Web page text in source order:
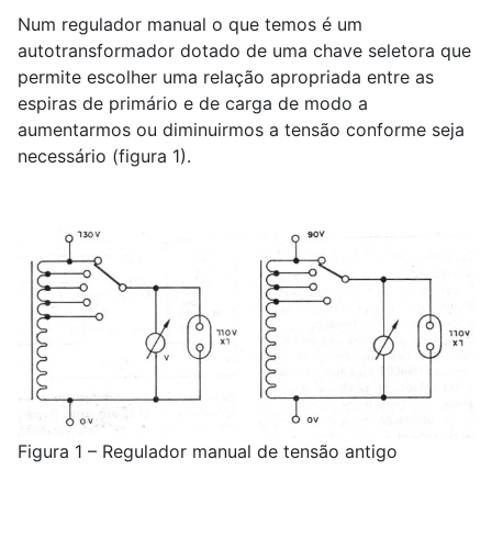
Num regulador manual o que temos é um
autotransformador dotado de uma chave seletora que
permite escolher uma relação apropriada entre as
espiras de primário e de carga de modo a
aumentarmos ou diminuirmos a tensão conforme seja
necessário (figura 1).
Figura 1 – Regulador manual de tensão antigo